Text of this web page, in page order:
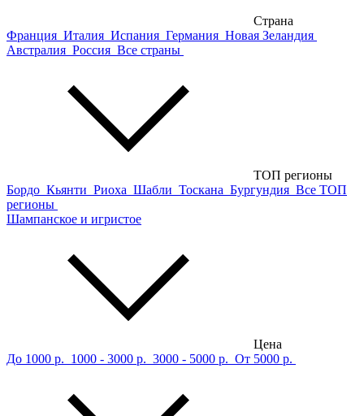
Страна
Франция Италия Испания Германия Новая Зеландия
Австралия Россия Все страны
ТОП регионы
Бордо Кьянти Риоха Шабли Тоскана Бургундия Все ТОП
регионы
Шампанское и игристое
Цена
До 1000 р. 1000 - 3000 р. 3000 - 5000 р. От 5000 р.